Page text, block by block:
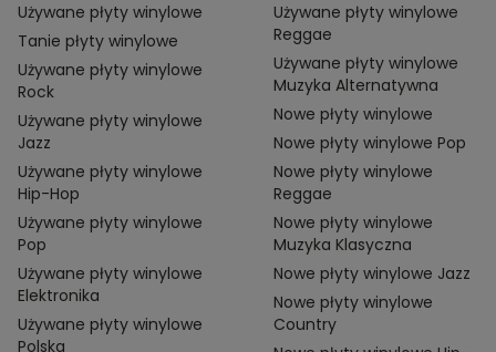
Używane płyty winylowe
Tanie płyty winylowe
Używane płyty winylowe
Rock
Używane płyty winylowe
Jazz
Używane płyty winylowe
Hip-Hop
Używane płyty winylowe
Pop
Używane płyty winylowe
Elektronika
Używane płyty winylowe
Polska
Używane płyty winylowe
Reggae
Używane płyty winylowe
Muzyka Alternatywna
Nowe płyty winylowe
Nowe płyty winylowe Pop
Nowe płyty winylowe
Reggae
Nowe płyty winylowe
Muzyka Klasyczna
Nowe płyty winylowe Jazz
Nowe płyty winylowe
Country